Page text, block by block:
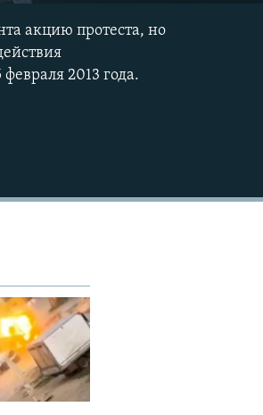
акцию протеста, но
2013 года.